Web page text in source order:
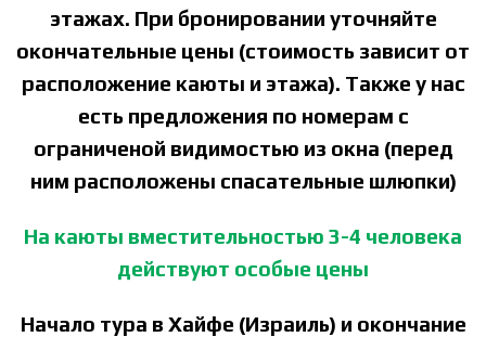
этажах. При бронировании уточняйте
окончательные цены (стоимость зависит от
расположение каюты и этажа). Также у нас
есть предложения по номерам с
ограниченой видимостью из окна (перед
ним расположены спасательные шлюпки)
На каюты вместительностью 3-4 человека
действуют особые цены
Начало тура в Хайфе (Израиль) и окончание